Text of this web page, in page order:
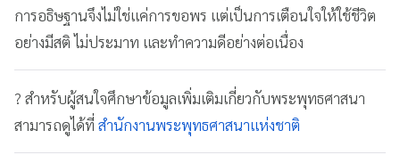
การอธิษฐานจึงไม่ใช่แค่การขอพร แต่เป็นการเตือนใจให้ใช้ชีวิต
อย่างมีสติ ไม่ประมาท และทำความดีอย่างต่อเนื่อง
? สำหรับผู้สนใจศึกษาข้อมูลเพิ่มเติมเกี่ยวกับพระพุทธศาสนา
สามารถดูได้ที่ สำนักงานพระพุทธศาสนาแห่งชาติ